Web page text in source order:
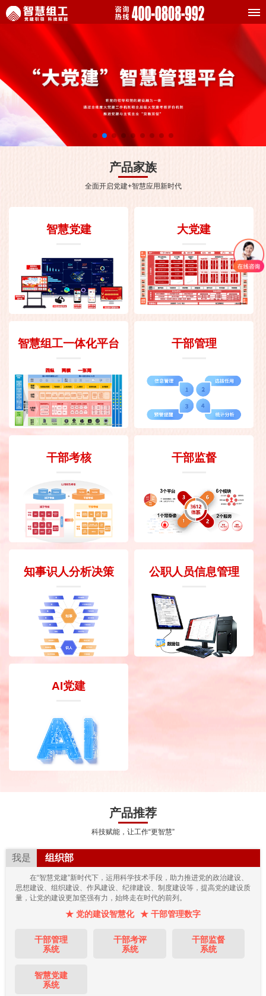
产品家族
全面开启党建+智慧应用新时代
智慧党建 大党建
智慧组工一体化平台 干部管理
干部考核 干部监督
知事识人分析决策 公职人员信息管理
AI党建
产品推荐
科技赋能，让工作“更智慧”
我是 组织部
在“智慧党建”新时代下，运用科学技术手段，助力推进党的政治建设、
思想建设、组织建设、作风建设、纪律建设、制度建设等，提高党的建设质
量，让党的建设更加坚强有力，始终走在时代的前列。
★ 党的建设智慧化 ★ 干部管理数字
干部管理
系统
干部考评
系统
干部监督
系统
智慧党建
系统